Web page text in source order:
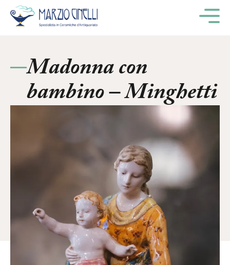
Madonna con
bambino – Minghetti